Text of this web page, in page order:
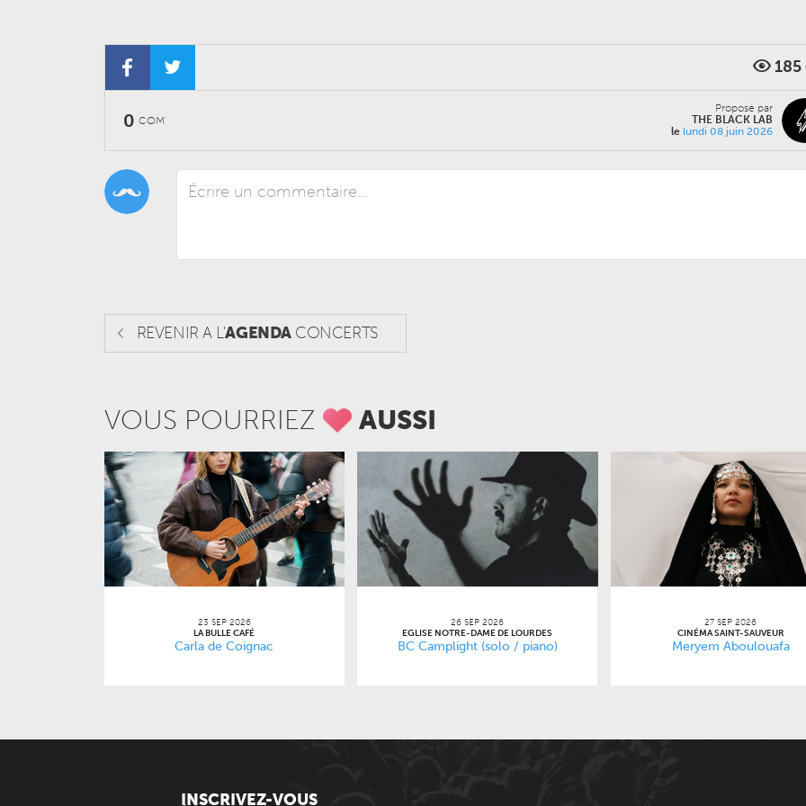
185
0 COM'
Proposé par
THE BLACK LAB
le lundi 08 juin 2026
REVENIR A L'AGENDACONCERTS
VOUS POURRIEZ AUSSI
23 SEP 2026
LA BULLE CAFÉ
Carla de Coignac
26 SEP 2026
EGLISE NOTRE-DAME DE LOURDES
BC Camplight (solo / piano)
27 SEP 2026
CINÉMA SAINT-SAUVEUR
Meryem Aboulouafa
INSCRIVEZ-VOUS